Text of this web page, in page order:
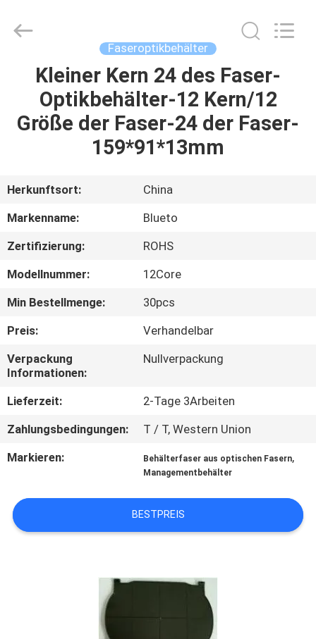
HAUS
PRODUKTE
UNS
AUSFLUG
QUALITÄTSKONTROLLE
TRETEN
SIE
MIT
UNS
VERBINDUNG
NACHRICHTEN
Faseroptikbehälter
Kleiner Kern 24 des Faser-
Optikbehälter-12 Kern/12
Größe der Faser-24 der Faser-
159*91*13mm
Herkunftsort:
China
Markenname:
Blueto
Zertifizierung:
ROHS
Modellnummer:
12Core
Min Bestellmenge:
30pcs
Preis:
Verhandelbar
Verpackung
Informationen:
Nullverpackung
Lieferzeit:
2-Tage 3Arbeiten
Zahlungsbedingungen:
T / T, Western Union
Markieren:
Behälterfaser aus optischen Fasern,
Managementbehälter
BESTPREIS